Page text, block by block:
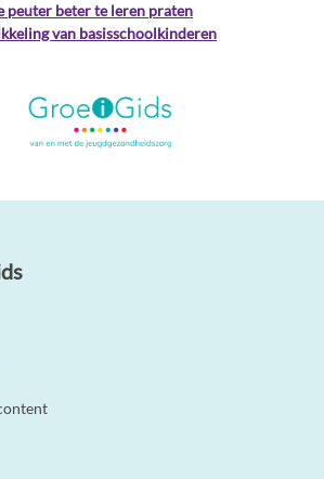
peuter beter te leren praten
van basisschoolkinderen